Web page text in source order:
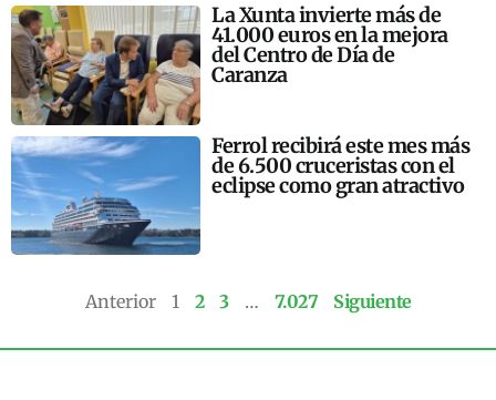
La Xunta invierte más de
41.000 euros en la mejora
del Centro de Día de
Caranza
Ferrol recibirá este mes más
de 6.500 cruceristas con el
eclipse como gran atractivo
Anterior 1 2 3 … 7.027 Siguiente